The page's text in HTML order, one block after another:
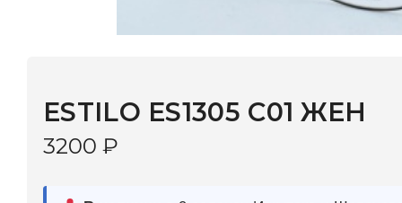
В наличиив 9 салонах Иркутска и Шелехова |